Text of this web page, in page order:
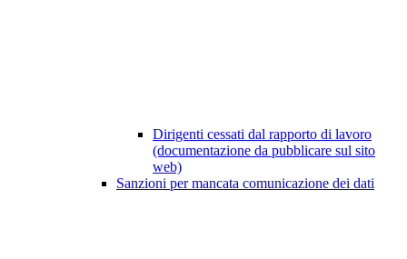
Dirigenti cessati dal rapporto di lavoro
(documentazione da pubblicare sul sito
web)
Sanzioni per mancata comunicazione dei dati